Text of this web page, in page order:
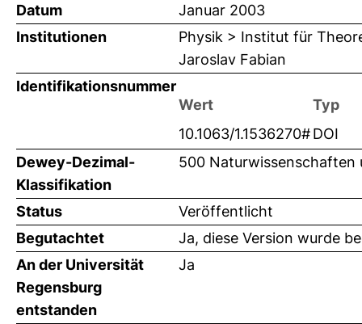
Datum
Januar 2003
Institutionen
Physik > Institut für
Jaroslav Fabian
Identifikationsnummer
Wert
Typ
10.1063/1.1536270#DOI
Dewey-Dezimal-
Klassifikation
500 Naturwissenschaften
Status
Veröffentlicht
Begutachtet
Ja, diese Version wurde
An der Universität
Regensburg
entstanden
Ja